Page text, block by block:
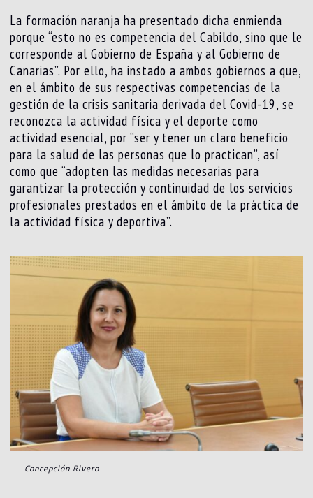
La formación naranja ha presentado dicha enmienda
porque “esto no es competencia del Cabildo, sino que le
corresponde al Gobierno de España y al Gobierno de
Canarias”. Por ello, ha instado a ambos gobiernos a que,
en el ámbito de sus respectivas competencias de la
gestión de la crisis sanitaria derivada del Covid-19, se
reconozca la actividad física y el deporte como
actividad esencial, por “ser y tener un claro beneficio
para la salud de las personas que lo practican”, así
como que “adopten las medidas necesarias para
garantizar la protección y continuidad de los servicios
profesionales prestados en el ámbito de la práctica de
la actividad física y deportiva”.
Concepción Rivero